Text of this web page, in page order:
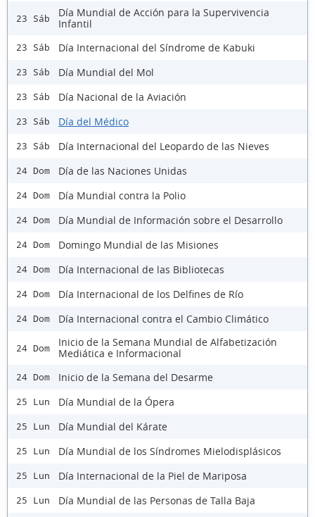
23 Sáb
Día Mundial de Acción para la Supervivencia
Infantil
23 Sáb Día Internacional del Síndrome de Kabuki
23 Sáb Día Mundial del Mol
23 Sáb Día Nacional de la Aviación
23 Sáb Día del Médico
23 Sáb Día Internacional del Leopardo de las Nieves
24 Dom Día de las Naciones Unidas
24 Dom Día Mundial contra la Polio
24 Dom Día Mundial de Información sobre el Desarrollo
24 Dom Domingo Mundial de las Misiones
24 Dom Día Internacional de las Bibliotecas
24 Dom Día Internacional de los Delfines de Río
24 Dom Día Internacional contra el Cambio Climático
24 Dom
Inicio de la Semana Mundial de Alfabetización
Mediática e Informacional
24 Dom Inicio de la Semana del Desarme
25 Lun Día Mundial de la Ópera
25 Lun Día Mundial del Kárate
25 Lun Día Mundial de los Síndromes Mielodisplásicos
25 Lun Día Internacional de la Piel de Mariposa
25 Lun Día Mundial de las Personas de Talla Baja